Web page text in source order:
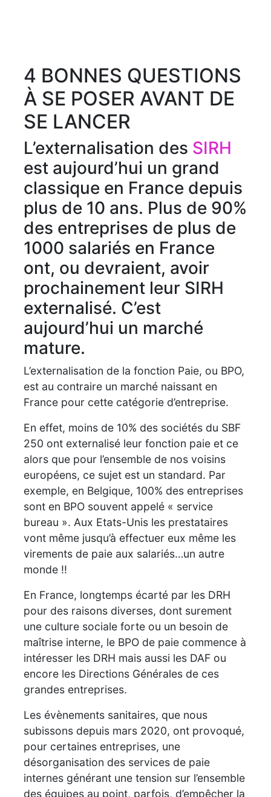
4 BONNES QUESTIONS
À SE POSER AVANT DE
SE LANCER
L’externalisation des SIRH
est aujourd’hui un grand
classique en France depuis
plus de 10 ans. Plus de 90%
des entreprises de plus de
1000 salariés en France
ont, ou devraient, avoir
prochainement leur SIRH
externalisé. C’est
aujourd’hui un marché
mature.
L’externalisation de la fonction Paie, ou BPO,
est au contraire un marché naissant en
France pour cette catégorie d’entreprise.
En effet, moins de 10% des sociétés du SBF
250 ont externalisé leur fonction paie et ce
alors que pour l’ensemble de nos voisins
européens, ce sujet est un standard. Par
exemple, en Belgique, 100% des entreprises
sont en BPO souvent appelé « service
bureau ». Aux Etats-Unis les prestataires
vont même jusqu’à effectuer eux même les
virements de paie aux salariés…un autre
monde !!
En France, longtemps écarté par les DRH
pour des raisons diverses, dont surement
une culture sociale forte ou un besoin de
maîtrise interne, le BPO de paie commence à
intéresser les DRH mais aussi les DAF ou
encore les Directions Générales de ces
grandes entreprises.
Les évènements sanitaires, que nous
subissons depuis mars 2020, ont provoqué,
pour certaines entreprises, une
désorganisation des services de paie
internes générant une tension sur l’ensemble
des équipes au point, parfois, d’empêcher la